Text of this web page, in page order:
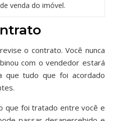
venda do imóvel.
o contrato. Você nunca
com o vendedor estará
que tudo que foi acordado
que foi tratado entre você e